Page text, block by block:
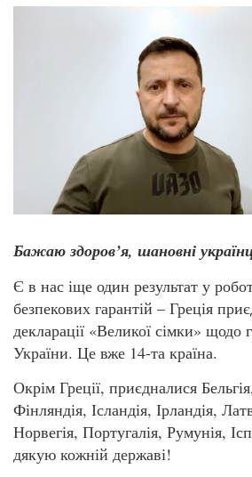
Бажаю здоров’я, шановні
Є в нас іще один результат у
безпекових гарантій – Греція
декларації «Великої сімки» щодо
України. Це вже 14-та країна.
Окрім Греції, приєдналися
Фінляндія, Ісландія, Ірландія,
Норвегія, Португалія, Румунія,
дякую кожній державі!